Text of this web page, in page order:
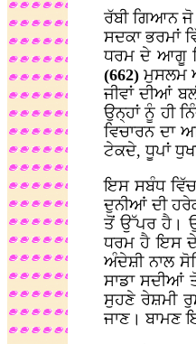
ਰੱਬੀ ਗਿਆਨ
ਸਦਕਾ ਭਰਮਾਂ
ਧਰਮ ਦੇ ਆਗੂ
(662)ਮੁਸਲਮ
ਜੀਵਾਂ ਦੀਆਂ
ਉਨ੍ਹਾਂ ਨੂੰ ਹੀ
ਵਿਚਾਰਨ ਦਾ
ਟੇਕਦੇ, ਧੂਪਾਂ
ਇਸ ਸਬੰਧ
ਦੁਨੀਆਂ ਦੀ
ਤੋਂ ਉੱਪਰ ਹੈ।
ਧਰਮ ਹੈ ਇਸ ਦੇ
ਅੰਦੇਸ਼ੀ ਨਾਲ
ਸਾਡਾ ਸਦੀਆਂ
ਸੁਹਣੇ ਰੇਸ਼ਮੀ
ਜਾਣ। ਬਾਮਣ